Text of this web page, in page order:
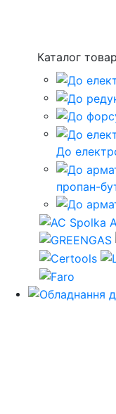
Каталог
До
пропан-